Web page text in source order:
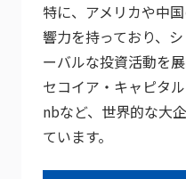
特に、アメリカや中
響力を持っており、
ーバルな投資活動を
セコイア・キャピタ
nbなど、世界的な大
ています。